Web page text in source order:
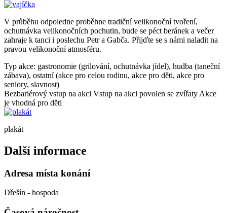
V průběhu odpoledne proběhne tradiční velikonoční tvoření,
ochutnávka velikonočních pochutin, bude se péct beránek a večer
zahraje k tanci i poslechu Petr a Gabča. Přijďte se s námi naladit na
pravou velikonoční atmosféru.
Typ akce: gastronomie (grilování, ochutnávka jídel), hudba (taneční
zábava), ostatní (akce pro celou rodinu, akce pro děti, akce pro
seniory, slavnost)
Bezbariérový vstup na akci Vstup na akci povolen se zvířaty Akce
je vhodná pro děti
plakát
Další informace
Adresa místa konání
Dřešín - hospoda